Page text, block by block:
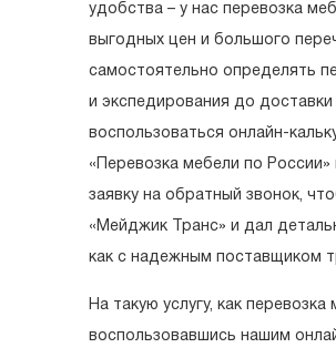
удобства – у нас перевозка
выгодных цен и большого
самостоятельно определять
и экспедирования до
воспользоваться онлайн-
«Перевозка мебели по
заявку на обратный звонок,
«Мейджик Транс» и дал
как с надежным поставщиком
На такую услугу, как
воспользовавшись нашим